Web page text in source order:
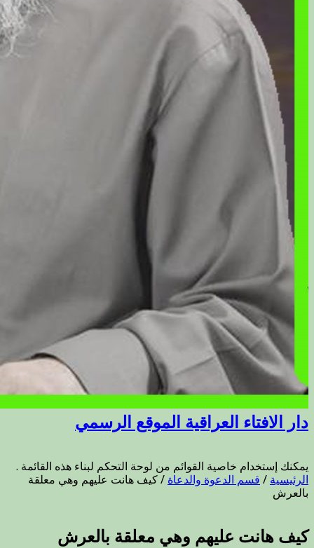
دار الافتاء العراقية الموقع الرسمي
يمكنك إستخدام خاصية القوائم من لوحة التحكم لبناء هذه القائمة .
الرئيسية / قسم الدعوة والدعاة / كيف هانت عليهم وهي معلقة
بالعرش
كيف هانت عليهم وهي معلقة بالعرش